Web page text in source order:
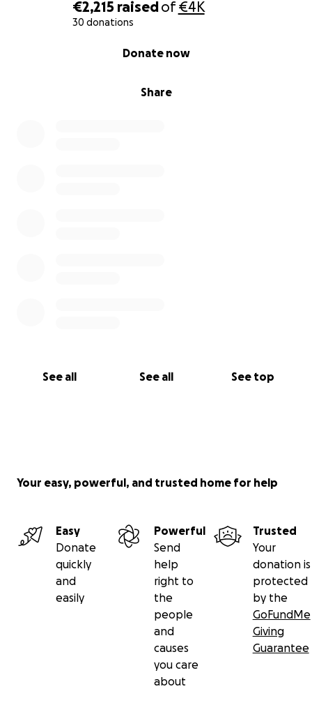
€2,215 raisedof€4K
30 donations
Share
Donate now
See all See all See top
Your easy, powerful, and trusted home for help
Easy
Donate
quickly
and
easily
Powerful
Send
help
right to
the
people
and
causes
you care
about
Trusted
Your
donation is
protected
by the
GoFundMe
Giving
Guarantee